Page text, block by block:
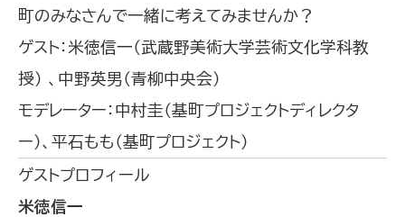
町のみなさんで一緒に考えてみませんか？
ゲスト：米徳信一（武蔵野美術大学芸術文化学科教
授） 、中野英男（青柳中央会）
モデレーター：中村圭（基町プロジェクトディレクタ
ー）、平石もも（基町プロジェクト）
ゲストプロフィール
米徳信一